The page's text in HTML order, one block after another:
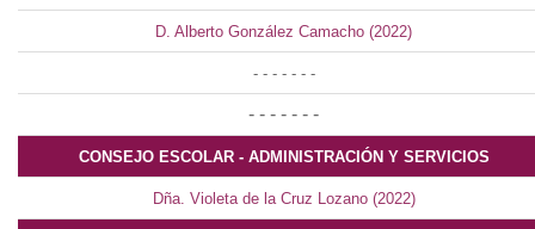
D. Alberto González Camacho (2022)
- - - - - - -
- - - - - - -
CONSEJO ESCOLAR - ADMINISTRACIÓN Y SERVICIOS
Dña. Violeta de la Cruz Lozano (2022)